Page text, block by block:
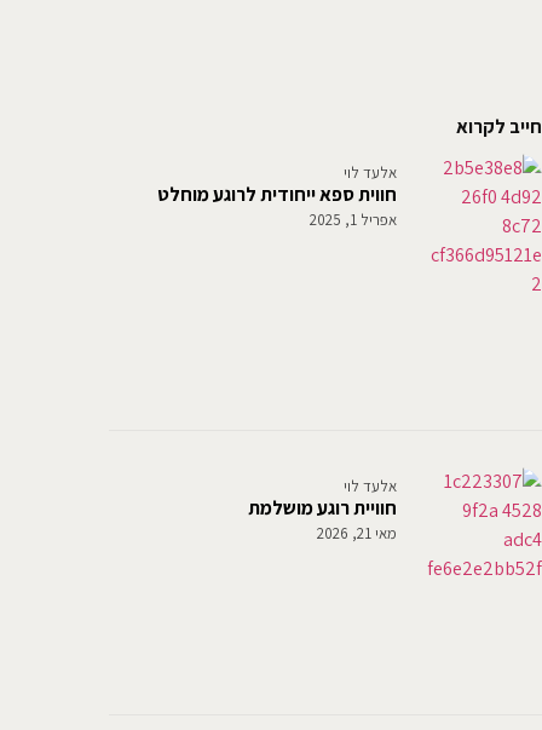
חייב לקרוא
חווית ספא ייחודית לרוגע מוחלט
אלעד לוי
אפריל 1, 2025
חוויית רוגע מושלמת
אלעד לוי
מאי 21, 2026